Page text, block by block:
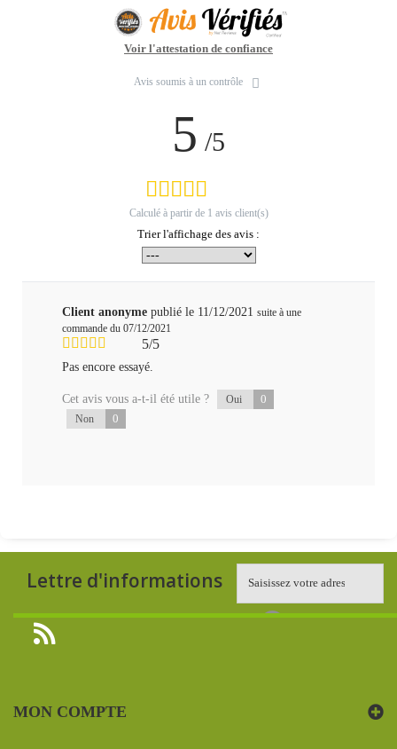
Voir l'attestation de confiance
Avis soumis à un contrôle
5 /5
Calculé à partir de 1 avis client(s)
Trier l'affichage des avis :
Client anonyme publié le 11/12/2021 suite à une
commande du 07/12/2021
5/5
Pas encore essayé.
Cet avis vous a-t-il été utile ? Oui 0
Non 0
Lettre d'informations
MON COMPTE